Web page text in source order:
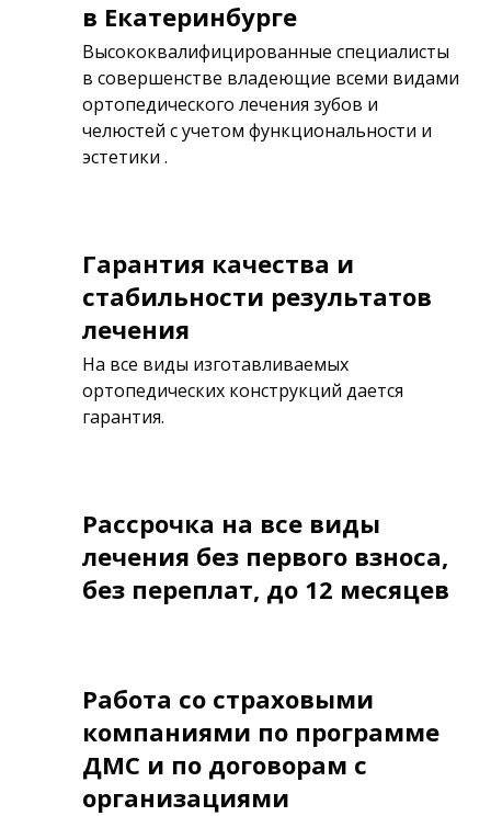
в Екатеринбурге
Высококвалифицированные специалисты
в совершенстве владеющие всеми видами
ортопедического лечения зубов и
челюстей с учетом функциональности и
эстетики .
Гарантия качества и
стабильности результатов
лечения
На все виды изготавливаемых
ортопедических конструкций дается
гарантия.
Рассрочка на все виды
лечения без первого взноса,
без переплат, до 12 месяцев
Работа со страховыми
компаниями по программе
ДМС и по договорам с
организациями